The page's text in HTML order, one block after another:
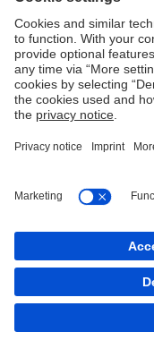
Canal de Denúncia
Cookies
Copyright © 2026 Deutsche
Main